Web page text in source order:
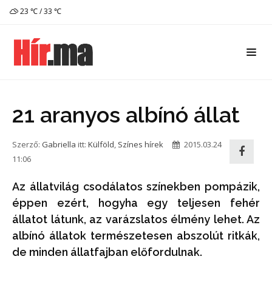
23 ℃ / 33 ℃
21 aranyos albínó állat
Szerző: Gabriella itt: Külföld, Színes hírek
2015.03.24
11:06
Az állatvilág csodálatos színekben pompázik,
éppen ezért, hogyha egy teljesen fehér
állatot látunk, az varázslatos élmény lehet. Az
albínó állatok természetesen abszolút ritkák,
de minden állatfajban előfordulnak.